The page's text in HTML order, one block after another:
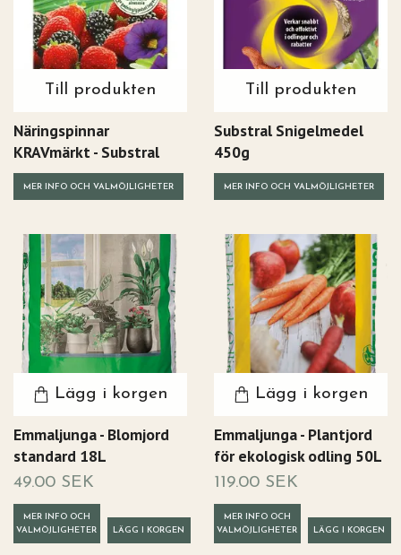
Till produkten
Näringspinnar
KRAVmärkt - Substral
MER INFO OCH VALMÖJLIGHETER
Till produkten
Substral Snigelmedel
450g
MER INFO OCH VALMÖJLIGHETER
Lägg i korgen
Emmaljunga - Blomjord
standard 18L
49.00 SEK
MER INFO OCH
VALMÖJLIGHETER
Lägg i korgen
Emmaljunga - Plantjord
för ekologisk odling 50L
119.00 SEK
MER INFO OCH
VALMÖJLIGHETER